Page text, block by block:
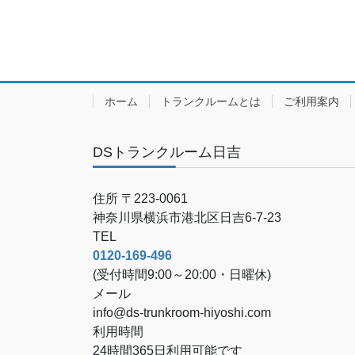
ホーム トランクルームとは ご利用案内
DSトランクルーム日吉
住所 〒223-0061
神奈川県横浜市港北区日吉6-7-23
TEL
0120-169-496
(受付時間9:00～20:00・日曜休)
メール
info@ds-trunkroom-hiyoshi.com
利用時間
24時間365日利用可能です